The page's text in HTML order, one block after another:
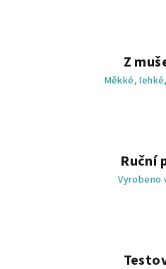
Z
Měkké,
Ruční
Vyrobeno